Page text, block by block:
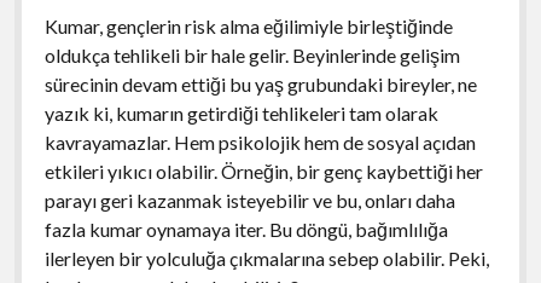
Kumar, gençlerin risk alma eğilimiyle birleştiğinde
oldukça tehlikeli bir hale gelir. Beyinlerinde gelişim
sürecinin devam ettiği bu yaş grubundaki bireyler, ne
yazık ki, kumarın getirdiği tehlikeleri tam olarak
kavrayamazlar. Hem psikolojik hem de sosyal açıdan
etkileri yıkıcı olabilir. Örneğin, bir genç kaybettiği her
parayı geri kazanmak isteyebilir ve bu, onları daha
fazla kumar oynamaya iter. Bu döngü, bağımlılığa
ilerleyen bir yolculuğa çıkmalarına sebep olabilir. Peki,